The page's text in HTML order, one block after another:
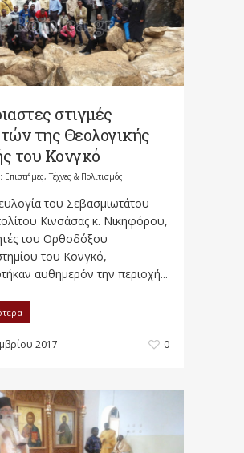
στιγμές
της Θεολογικής
του Κονγκό
Επιστήμες, Τέχνες & Πολιτισμός
του Σεβασμιωτάτου
Κινσάσας κ. Νικηφόρου,
του Ορθοδόξου
του Κονγκό,
αυθημερόν την περιοχή...
2017 0